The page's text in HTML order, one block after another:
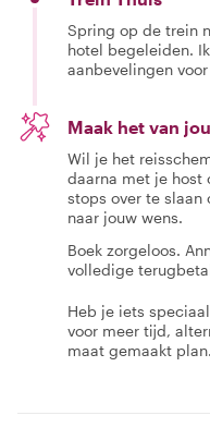
Spring op de trein
hotel begeleiden.
aanbevelingen
Maak het van jou
Wil je het
daarna met je host
stops over te slaan
naar jouw wens.
Boek zorgeloos.
volledige
Heb je iets
voor meer tijd,
maat gemaakt plan.